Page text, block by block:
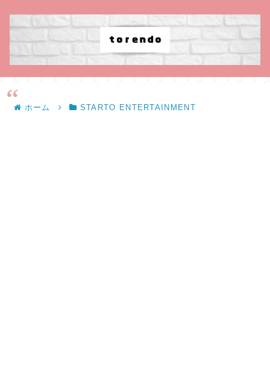
ホーム STARTO ENTERTAINMENT